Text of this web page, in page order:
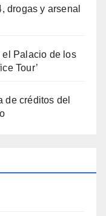
drogas y arsenal
el Palacio de los
Tour’
de créditos del